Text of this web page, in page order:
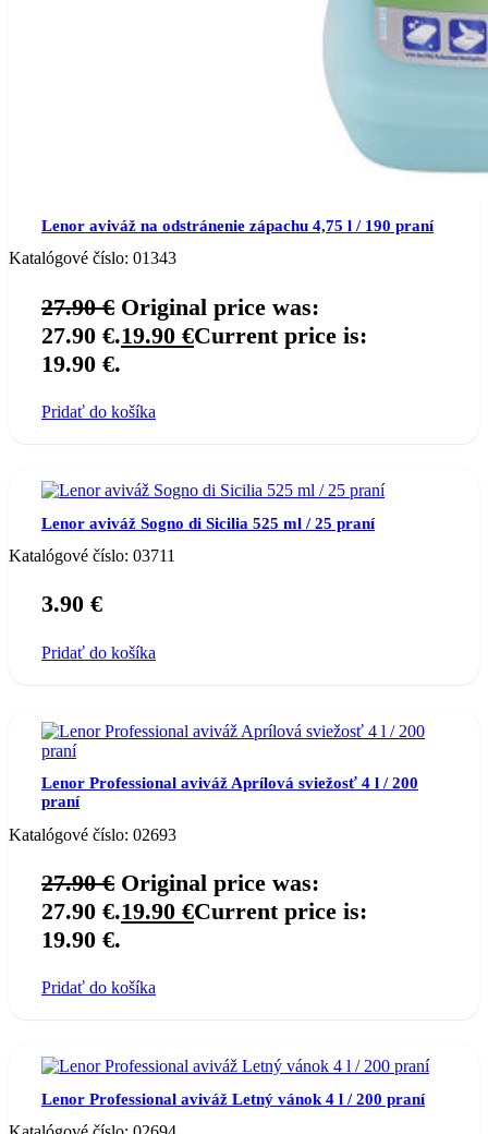
Lenor aviváž na odstránenie zápachu 4,75 l / 190 praní
Katalógové číslo: 01343
27.90€ Original price was:
27.90 €.19.90 €Current price is:
19.90 €.
Pridať do košíka
Lenor aviváž Sogno di Sicilia 525 ml / 25 praní
Katalógové číslo: 03711
3.90 €
Pridať do košíka
Lenor Professional aviváž Aprílová sviežosť 4 l / 200
praní
Katalógové číslo: 02693
27.90€ Original price was:
27.90 €.19.90 €Current price is:
19.90 €.
Pridať do košíka
Lenor Professional aviváž Letný vánok 4 l / 200 praní